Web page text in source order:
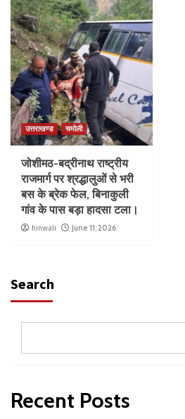
उत्तराखण्ड चमोली
जोशीमठ-बद्रीनाथ राष्ट्रीय
राजमार्ग पर श्रद्धालुओं से भरी
बस के ब्रेक फेल, बिनाकुली
गांव के पास बड़ा हादसा टला।
hinwali June 11, 2026
Search
Recent Posts